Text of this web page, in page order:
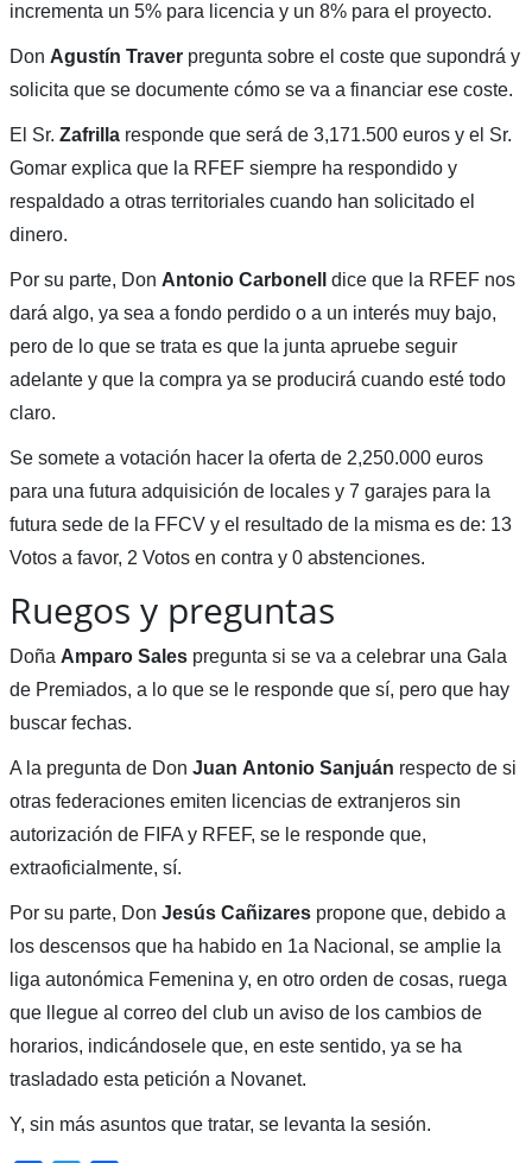
incrementa un 5% para licencia y un 8% para el proyecto.
Don Agustín Traverpregunta sobre el coste que supondrá y
solicita que se documente cómo se va a financiar ese coste.
El Sr. Zafrillaresponde que será de 3,171.500 euros y el Sr.
Gomar explica que la RFEF siempre ha respondido y
respaldado a otras territoriales cuando han solicitado el
dinero.
Por su parte, Don Antonio Carbonell
dice que la RFEF nos
dará algo, ya sea a fondo perdido o a un interés muy bajo,
pero de lo que se trata es que la junta apruebe seguir
adelante y que la compra ya se producirá cuando esté todo
claro.
Se somete a votación hacer la oferta de 2,250.000 euros
para una futura adquisición de locales y 7 garajes para la
futura sede de la FFCV y el resultado de la misma es de: 13
Votos a favor, 2 Votos en contra y 0 abstenciones.
Ruegos y preguntas
Doña Amparo Salespregunta si se va a celebrar una Gala
de Premiados, a lo que se le responde que sí, pero que hay
buscar fechas.
A la pregunta de Don Juan Antonio Sanjuán respecto de si
otras federaciones emiten licencias de extranjeros sin
autorización de FIFA y RFEF, se le responde que,
extraoficialmente, sí.
Por su parte, Don Jesús Cañizarespropone que, debido a
los descensos que ha habido en 1a Nacional, se amplie la
liga autonómica Femenina y, en otro orden de cosas, ruega
que llegue al correo del club un aviso de los cambios de
horarios, indicándosele que, en este sentido, ya se ha
trasladado esta petición a Novanet.
Y, sin más asuntos que tratar, se levanta la sesión.